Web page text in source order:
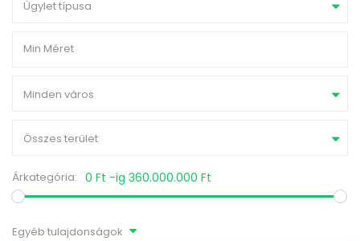
Ügylet típusa
Minden város
Összes terület
Árkategória: 0 Ft -ig 360.000.000 Ft
Egyéb tulajdonságok